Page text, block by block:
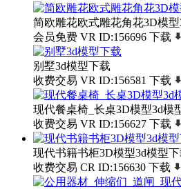
简欧雕花欧式雕花角花3D模
会员免费 VR ID:156696 下载
别墅3d模型下载
收费交易 VR ID:156581 下载
现代餐桌椅_长桌3D模型3d模
收费交易 VR ID:156627 下载
现代书籍书柜3D模型3d模型
收费交易 CR ID:156630 下载